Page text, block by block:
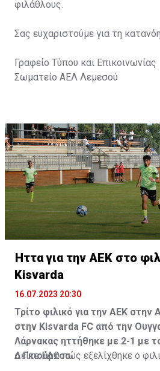
φιλάθλους.
Σας ευχαριστούμε για τη
Γραφείο Τύπου και Επικοινωνίας
Σωματείο ΑΕΛ Λεμεσού
Ήττα για την ΑΕΚ στο
Kisvarda
16.07.2023 20:30
Τρίτο φιλικό για την ΑΕΚ στην
στην Kisvarda FC από την
Λάρνακας ηττήθηκε με 2-1 με
ο Γκιούρτσο.
ΔείτεΕΔΩπώς εξελίχθηκε ο